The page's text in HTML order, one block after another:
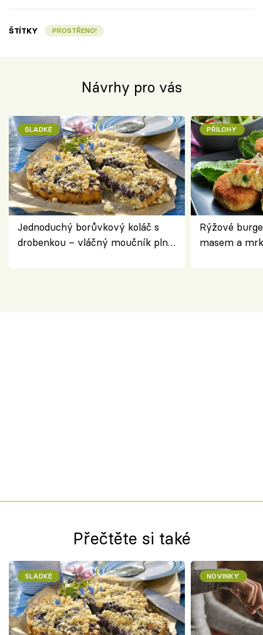
ŠTÍTKY PROSTŘENO!
Návrhy pro vás
SLADKÉ
Jednoduchý borůvkový koláč s
drobenkou – vláčný moučník plný
PŘÍLOHY
Rýžové
masem a
Přečtěte si také
SLADKÉ NOVINKY